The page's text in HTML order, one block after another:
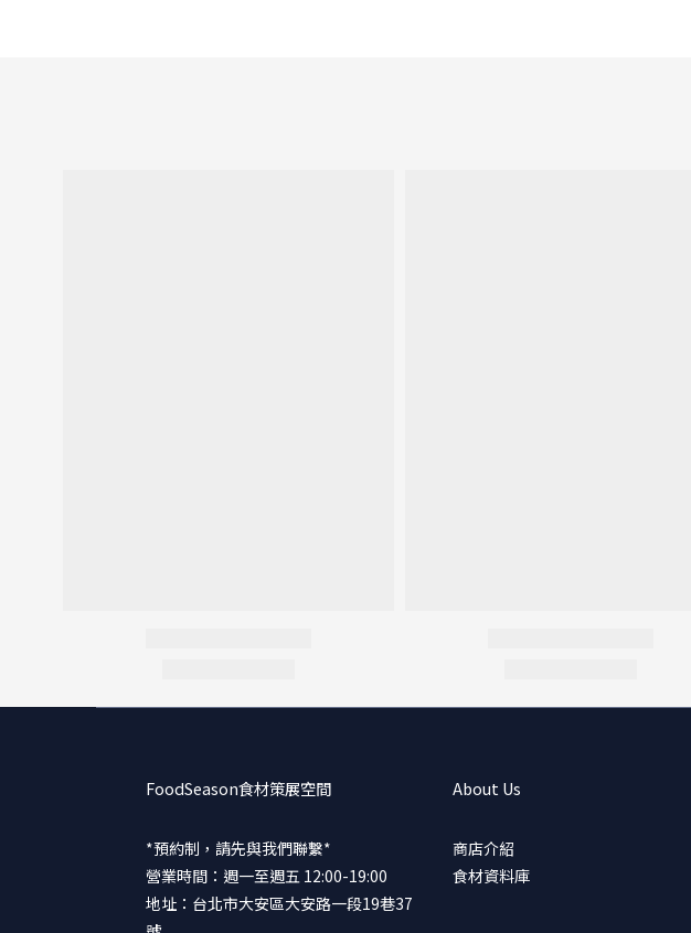
FoodSeason食材策展空間
*預約制，請先與我們聯繫*
營業時間：週一至週五 12:00-19:00
地址：台北市大安區大安路一段19巷37
About Us
商店介紹
食材資料庫